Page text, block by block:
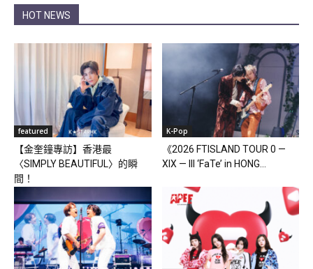
HOT NEWS
featured
【金奎鐘專訪】香港最
〈SIMPLY BEAUTIFUL〉的瞬
間！
K-Pop
《2026 FTISLAND TOUR 0 —
XIX — III ‘FaTe’ in HONG...